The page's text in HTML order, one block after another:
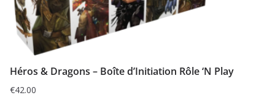
Héros & Dragons – Boîte d’Initiation Rôle ‘N Play
€42.00